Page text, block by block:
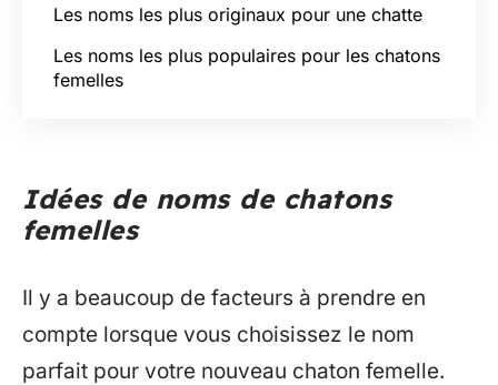
Les noms les plus originaux pour une chatte
Les noms les plus populaires pour les chatons
femelles
Idées de noms de chatons
femelles
Il y a beaucoup de facteurs à prendre en
compte lorsque vous choisissez le nom
parfait pour votre nouveau chaton femelle.